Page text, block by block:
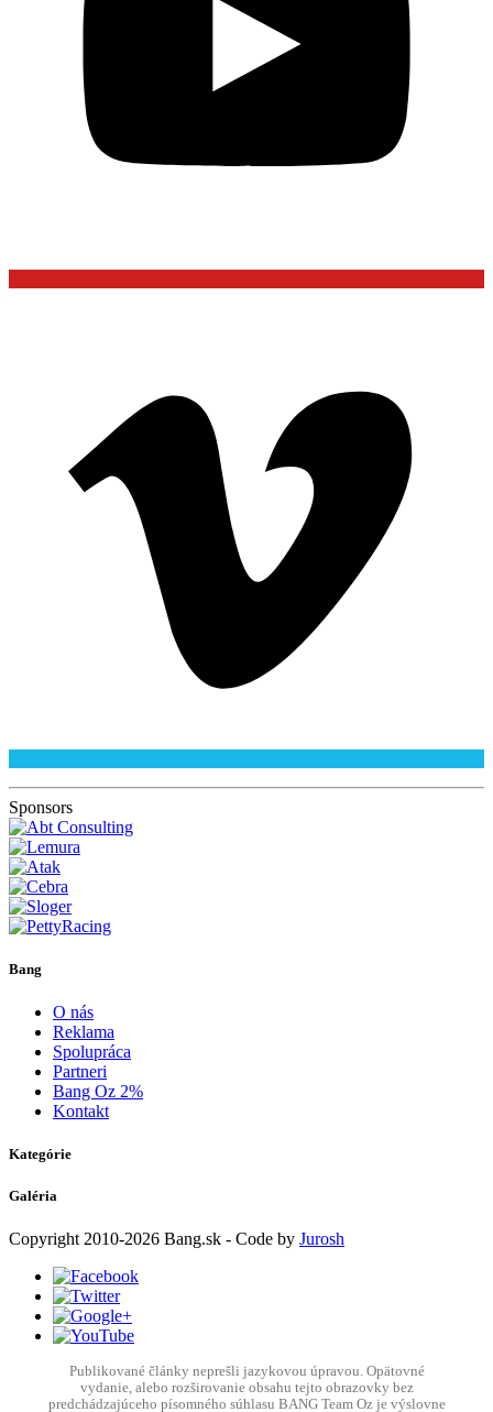
Sponsors
Bang
O nás
Reklama
Spolupráca
Partneri
Bang Oz 2%
Kontakt
Kategórie
Galéria
Copyright 2010-2026 Bang.sk - Code by Jurosh
Publikované články neprešli jazykovou úpravou. Opätovné
vydanie, alebo rozširovanie obsahu tejto obrazovky bez
predchádzajúceho písomného súhlasu BANG Team Oz je výslovne